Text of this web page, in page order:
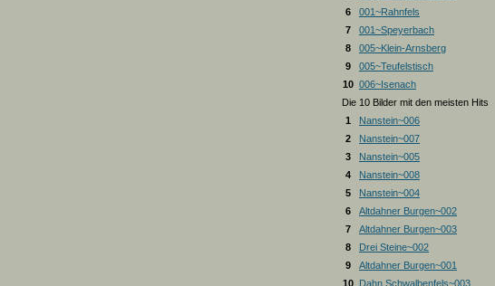
6
001~Rahnfels
7
001~Speyerbach
8
005~Klein-Arnsberg
9
005~Teufelstisch
10 006~Isenach
Die 10 Bilder mit den meisten Hits
1
Nanstein~006
2
Nanstein~007
3
Nanstein~005
4
Nanstein~008
5
Nanstein~004
6
Altdahner Burgen~002
7
Altdahner Burgen~003
8
Drei Steine~002
9
Altdahner Burgen~001
10
Dahn Schwalbenfels~003